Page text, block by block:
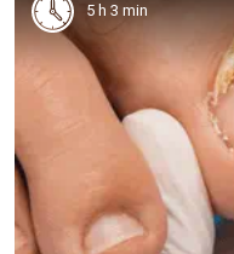
5 h 3 min